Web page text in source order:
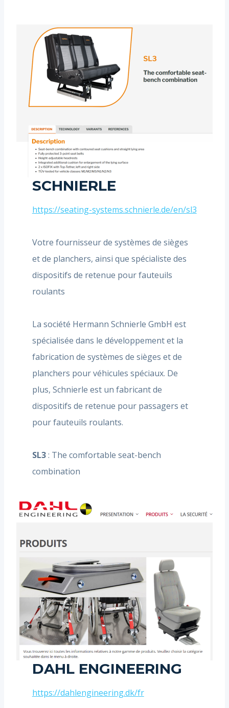
SCHNIERLE
https://seating-systems.schnierle.de/en/sl3
Votre fournisseur de systèmes de sièges
et de planchers, ainsi que spécialiste des
dispositifs de retenue pour fauteuils
roulants
La société Hermann Schnierle GmbH est
spécialisée dans le développement et la
fabrication de systèmes de sièges et de
planchers pour véhicules spéciaux. De
plus, Schnierle est un fabricant de
dispositifs de retenue pour passagers et
pour fauteuils roulants.
SL3: The comfortable seat-bench
combination
DAHL ENGINEERING
https://dahlengineering.dk/fr